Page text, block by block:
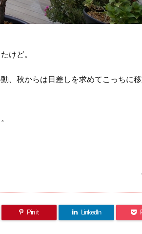
けど。
、秋からは日差しを求めてこっちに
Pin it LinkedIn